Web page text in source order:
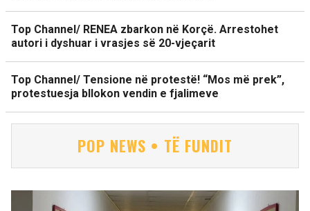
Top Channel/ RENEA zbarkon në Korçë. Arrestohet
autori i dyshuar i vrasjes së 20-vjeçarit
Top Channel/ Tensione në protestë! “Mos më prek”,
protestuesja bllokon vendin e fjalimeve
POP NEWS • TË FUNDIT